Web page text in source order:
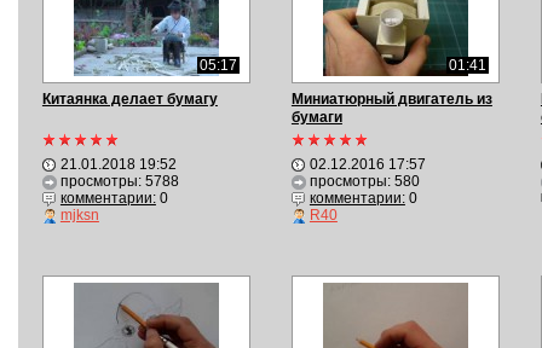
05:17
Китаянка делает бумагу
21.01.2018 19:52
просмотры: 5788
комментарии:0
mjksn
01:41
Миниатюрный двигатель из
бумаги
02.12.2016 17:57
просмотры: 580
комментарии:0
R40